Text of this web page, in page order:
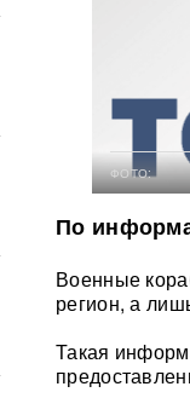
ФОТО:
По
Военные
регион, а
Такая